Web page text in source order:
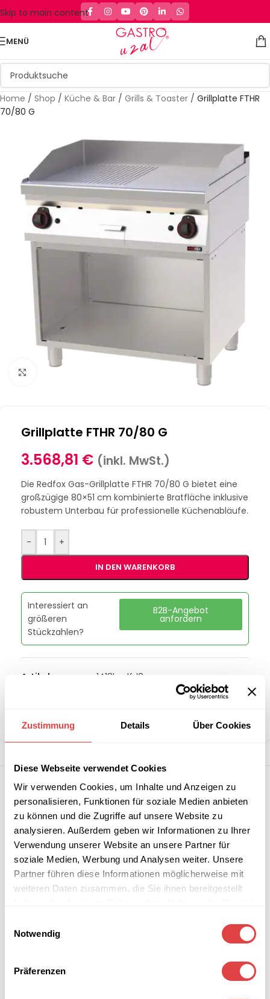
Zustimmung Details Über Cookies
Diese Webseite verwendet Cookies
Wir verwenden Cookies, um Inhalte und Anzeigen zu
personalisieren, Funktionen für soziale Medien anbieten
zu können und die Zugriffe auf unsere Website zu
analysieren. Außerdem geben wir Informationen zu Ihrer
Verwendung unserer Website an unsere Partner für
soziale Medien, Werbung und Analysen weiter. Unsere
Partner führen diese Informationen möglicherweise mit
weiteren Daten zusammen, die Sie ihnen bereitgestellt
Notwendig
Präferenzen
Skip to main content
MENÜ
Home / Shop / Küche & Bar / Grills & Toaster / Grillplatte FTHR
70/80 G
Grillplatte FTHR 70/80 G
3.568,81 € (inkl. MwSt.)
Die Redfox Gas-Grillplatte FTHR 70/80 G bietet eine
großzügige 80×51 cm kombinierte Bratfläche inklusive
robustem Unterbau für professionelle Küchenabläufe.
- +
IN DEN WARENKORB
Interessiert an
größeren
Stückzahlen?
B2B-Angebot
anfordern
Artikelnummer:
a1418bcdfd8e
Teilen: